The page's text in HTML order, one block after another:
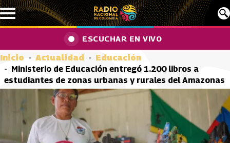
Pasar al contenido principal
ESCUCHAR EN VIVO
Inicio Actualidad
Educación
Ministerio de Educación entregó 1.200 libros a
estudiantes de zonas urbanas y rurales del Amazonas